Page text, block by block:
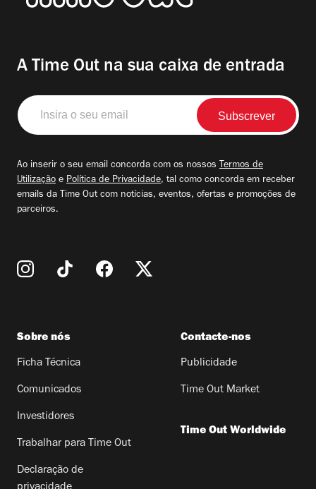
A Time Out na sua caixa de entrada
Insira
o
seu
Ao inserir o seu email concorda com os nossos Termos de
Utilização e Política de Privacidade, tal como concorda em receber
emails da Time Out com notícias, eventos, ofertas e promoções de
parceiros.
Sobre nós
Ficha Técnica
Comunicados
Investidores
Trabalhar para Time Out
Declaração de
Contacte-nos
Publicidade
Time Out Market
Time Out Worldwide